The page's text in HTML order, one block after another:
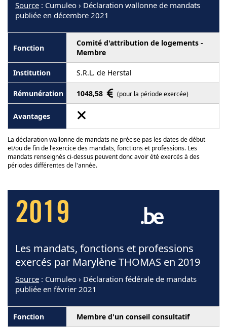
Source : Cumuleo › Déclaration wallonne de mandats
publiée en décembre 2021
Comité d'attribution de logements -
Membre
S.R.L. de Herstal
1048,58 (pour la période exercée)
La déclaration wallonne de mandats ne précise pas les dates de début
et/ou de fin de l'exercice des mandats, fonctions et professions. Les
mandats renseignés ci-dessus peuvent donc avoir été exercés à des
périodes différentes de l'année.
2019
Les mandats, fonctions et professions
exercés par Marylène THOMAS en 2019
Source : Cumuleo › Déclaration fédérale de mandats
publiée en février 2021
Membre d'un conseil consultatif